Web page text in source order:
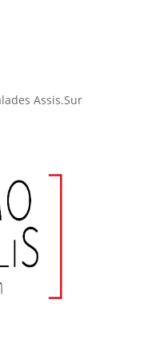
Assis.Sur